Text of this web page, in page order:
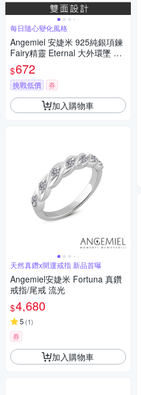
每日隨心變化風格
Angemiel 安婕米 925純銀項鍊
Fairy精靈 Eternal 大外環墜 白
鑽.銀
$672
挑戰低價 券
加入購物車
天然真鑽x開運戒指 新品首曝
Angemiel安婕米 Fortuna 真鑽
戒指/尾戒 流光
$4,680
5 (1)
券
加入購物車